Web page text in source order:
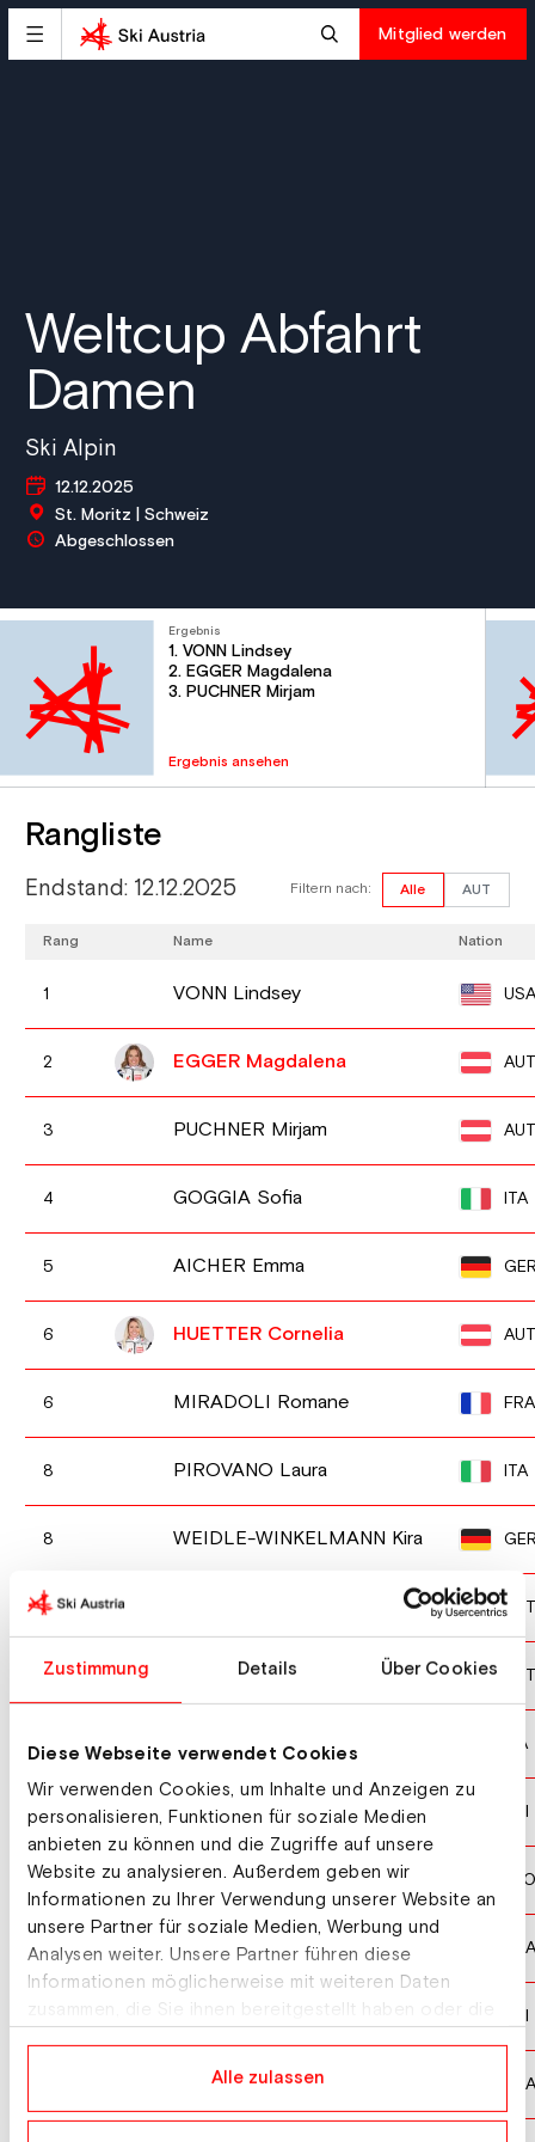
Zustimmung Details Über Cookies
Diese Webseite verwendet Cookies
Wir verwenden Cookies, um Inhalte und Anzeigen zu
personalisieren, Funktionen für soziale Medien
anbieten zu können und die Zugriffe auf unsere
Website zu analysieren. Außerdem geben wir
Informationen zu Ihrer Verwendung unserer Website an
unsere Partner für soziale Medien, Werbung und
Analysen weiter. Unsere Partner führen diese
Informationen möglicherweise mit weiteren Daten
zusammen, die Sie ihnen bereitgestellt haben oder die
Alle zulassen
Mitglied werden
Weltcup Abfahrt
Damen
Ski Alpin
12.12.2025
St. Moritz | Schweiz
Abgeschlossen
Ergebnis
1. VONN Lindsey
2. EGGER Magdalena
3. PUCHNER Mirjam
Ergebnis ansehen
Rangliste
Endstand: 12.12.2025 Filtern nach: Alle AUT
Rang Name Nation
1 VONN Lindsey USA
2 EGGER Magdalena AUT
3 PUCHNER Mirjam AUT
4 GOGGIA Sofia ITA
5 AICHER Emma
6 HUETTER Cornelia AUT
6 MIRADOLI Romane FRA
8 PIROVANO Laura ITA
8 WEIDLE-WINKELMANN Kira
10 AUT
11 RAEDLER Ariane AUT
12 DELAGO Nicol ITA
13 BLANC Malorie SUI
14 STUHEC Ilka SLO
15 JOHNSON Breezy USA
SUI
WRIGHT Isabella USA